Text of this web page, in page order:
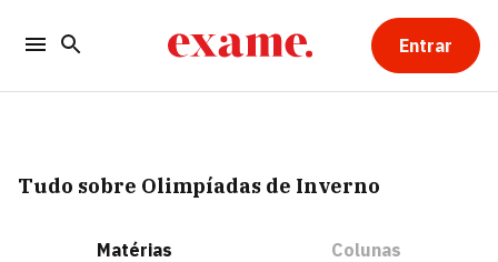
Entrar
Tudo sobre Olimpíadas de Inverno
Matérias Colunas